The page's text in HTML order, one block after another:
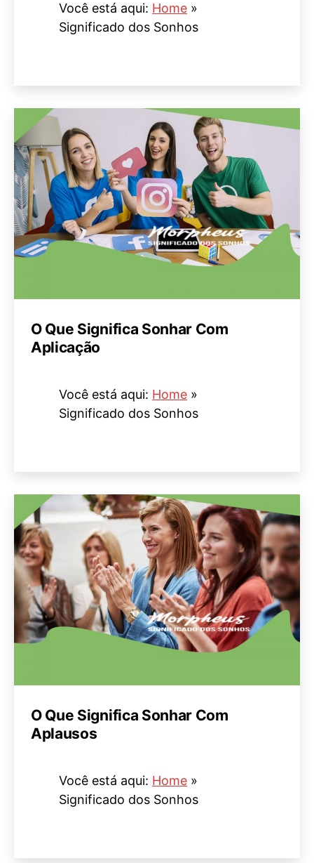
Você está aqui: Home »
Significado dos Sonhos
O Que Significa Sonhar Com
Aplicação
Você está aqui: Home »
Significado dos Sonhos
O Que Significa Sonhar Com
Aplausos
Você está aqui: Home »
Significado dos Sonhos